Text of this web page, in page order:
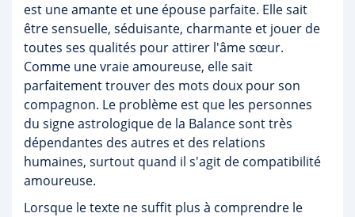
est une amante et une épouse parfaite. Elle sait
être sensuelle, séduisante, charmante et jouer de
toutes ses qualités pour attirer l'âme sœur.
Comme une vraie amoureuse, elle sait
parfaitement trouver des mots doux pour son
compagnon. Le problème est que les personnes
du signe astrologique de la Balance sont très
dépendantes des autres et des relations
humaines, surtout quand il s'agit de compatibilité
amoureuse.
Lorsque le texte ne suffit plus à comprendre le